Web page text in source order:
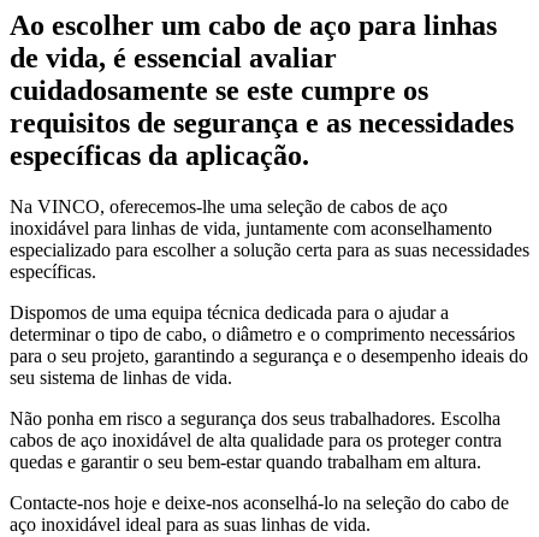
Ao escolher um cabo de aço para linhas
de vida, é essencial avaliar
cuidadosamente se este cumpre os
requisitos de segurança e as necessidades
específicas da aplicação.
Na VINCO, oferecemos-lhe uma seleção de cabos de aço
inoxidável para linhas de vida, juntamente com aconselhamento
especializado para escolher a solução certa para as suas necessidades
específicas.
Dispomos de uma equipa técnica dedicada para o ajudar a
determinar o tipo de cabo, o diâmetro e o comprimento necessários
para o seu projeto, garantindo a segurança e o desempenho ideais do
seu sistema de linhas de vida.
Não ponha em risco a segurança dos seus trabalhadores. Escolha
cabos de aço inoxidável de alta qualidade para os proteger contra
quedas e garantir o seu bem-estar quando trabalham em altura.
Contacte-nos hoje e deixe-nos aconselhá-lo na seleção do cabo de
aço inoxidável ideal para as suas linhas de vida.